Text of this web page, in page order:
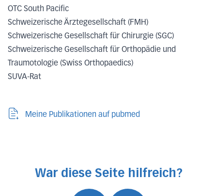
OTC South Pacific
Schweizerische Ärztegesellschaft (FMH)
Schweizerische Gesellschaft für Chirurgie (SGC)
Schweizerische Gesellschaft für Orthopädie und
Traumotologie (Swiss Orthopaedics)
SUVA-Rat
Meine Publikationen auf pubmed
War diese Seite hilfreich?